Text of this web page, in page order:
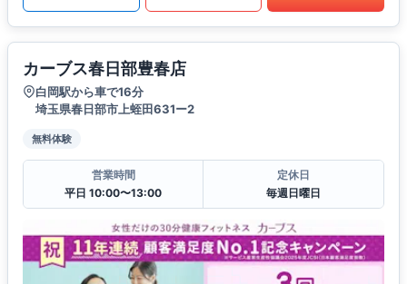
カーブス春日部豊春店
白岡駅から車で16分
埼玉県春日部市上蛭田631ー2
無料体験
営業時間
平日 10:00〜13:00
定休日
毎週日曜日